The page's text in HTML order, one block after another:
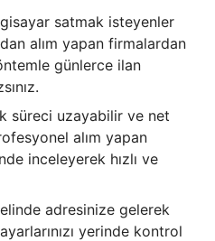
satmak isteyenler
alım yapan firmalardan
günlerce ilan
süreci uzayabilir ve net
alım yapan
inceleyerek hızlı ve
adresinize gelerek
yerinde kontrol